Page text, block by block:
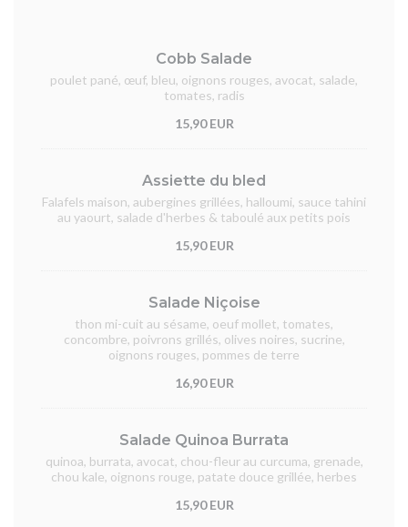
Cobb Salade
poulet pané, œuf, bleu, oignons rouges, avocat, salade,
tomates, radis
15,90 EUR
Assiette du bled
Falafels maison, aubergines grillées, halloumi, sauce tahini
au yaourt, salade d'herbes & taboulé aux petits pois
15,90 EUR
Salade Niçoise
thon mi-cuit au sésame, oeuf mollet, tomates,
concombre, poivrons grillés, olives noires, sucrine,
oignons rouges, pommes de terre
16,90 EUR
Salade Quinoa Burrata
quinoa, burrata, avocat, chou-fleur au curcuma, grenade,
chou kale, oignons rouge, patate douce grillée, herbes
15,90 EUR